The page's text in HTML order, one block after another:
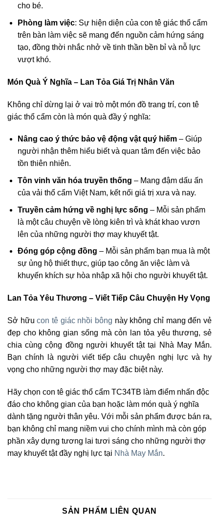
cho bé.
Phòng làm việc: Sự hiện diện của con tê giác thổ cẩm
trên bàn làm việc sẽ mang đến nguồn cảm hứng sáng
tạo, đồng thời nhắc nhở về tinh thần bền bỉ và nỗ lực
vượt khó.
Món Quà Ý Nghĩa – Lan Tỏa Giá Trị Nhân Văn
Không chỉ dừng lại ở vai trò một món đồ trang trí, con tê
giác thổ cẩm còn là món quà đầy ý nghĩa:
Nâng cao ý thức bảo vệ động vật quý hiếm– Giúp
người nhận thêm hiểu biết và quan tâm đến việc bảo
tồn thiên nhiên.
Tôn vinh văn hóa truyền thống – Mang đậm dấu ấn
của vải thổ cẩm Việt Nam, kết nối giá trị xưa và nay.
Truyền cảm hứng về nghị lực sống – Mỗi sản phẩm
là một câu chuyện về lòng kiên trì và khát khao vươn
lên của những người thợ may khuyết tật.
Đóng góp cộng đồng – Mỗi sản phẩm bạn mua là một
sự ủng hộ thiết thực, giúp tạo công ăn việc làm và
khuyến khích sự hòa nhập xã hội cho người khuyết tật.
Lan Tỏa Yêu Thương – Viết Tiếp Câu Chuyện Hy Vọng
Sở hữucon tê giác nhồi bông này không chỉ mang đến vẻ
đẹp cho không gian sống mà còn lan tỏa yêu thương, sẻ
chia cùng cộng đồng người khuyết tật tại Nhà May Mắn.
Bạn chính là người viết tiếp câu chuyện nghị lực và hy
vọng cho những người thợ may đặc biệt này.
Hãy chọn con tê giác thổ cẩm TC34TB làm điểm nhấn độc
đáo cho không gian của bạn hoặc làm món quà ý nghĩa
dành tặng người thân yêu. Với mỗi sản phẩm được bán ra,
bạn không chỉ mang niềm vui cho chính mình mà còn góp
phần xây dựng tương lai tươi sáng cho những người thợ
may khuyết tật đầy nghị lực tại Nhà May Mắn.
SẢN PHẨM LIÊN QUAN